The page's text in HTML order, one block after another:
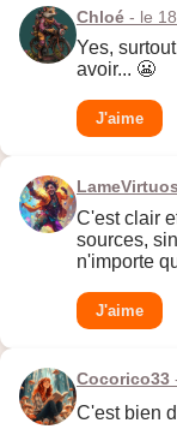
Chloé - le
Yes,
avoir... 😬
J'aime
C'est clair
sources,
n'importe
J'aime
Cocorico33
C'est bien